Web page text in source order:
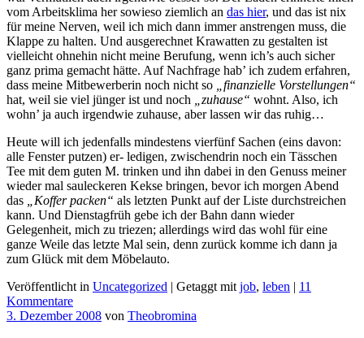
vom Arbeitsklima her sowieso ziemlich an das hier, und das ist nix
für meine Nerven, weil ich mich dann immer anstrengen muss, die
Klappe zu halten. Und ausgerechnet Krawatten zu gestalten ist
vielleicht ohnehin nicht meine Berufung, wenn ich’s auch sicher
ganz prima gemacht hätte. Auf Nachfrage hab’ ich zudem erfahren,
dass meine Mitbewerberin noch nicht so „finanzielle Vorstellungen“
hat, weil sie viel jünger ist und noch „zuhause“ wohnt. Also, ich
wohn’ ja auch irgendwie zuhause, aber lassen wir das ruhig…
Heute will ich jedenfalls mindestens vierfünf Sachen (eins davon:
alle Fenster putzen) er- ledigen, zwischendrin noch ein Tässchen
Tee mit dem guten M. trinken und ihn dabei in den Genuss meiner
wieder mal sauleckeren Kekse bringen, bevor ich morgen Abend
das „Koffer packen“ als letzten Punkt auf der Liste durchstreichen
kann. Und Dienstagfrüh gebe ich der Bahn dann wieder
Gelegenheit, mich zu triezen; allerdings wird das wohl für eine
ganze Weile das letzte Mal sein, denn zurück komme ich dann ja
zum Glück mit dem Möbelauto.
Veröffentlicht in Uncategorized | Getaggt mitjob, leben | 11
Kommentare
3. Dezember 2008 von Theobromina